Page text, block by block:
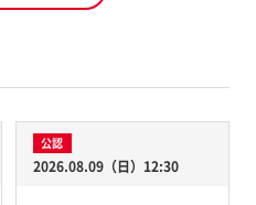
公認
2026.08.09（日）12:30